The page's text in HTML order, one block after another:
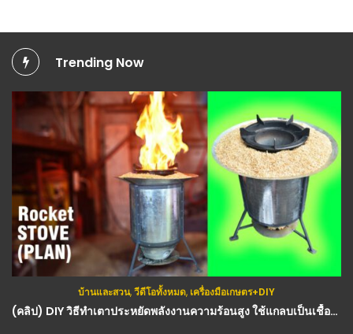
Trending Now
บ้านและสวน,วีดีโอทั้งหมด, เครื่องมือเกษตร+DIY
(คลิป) DIY วิธีทำเตาประหยัดพลังงานความร้อนสูง ใช้แกลบเป็นเชื้อเพลิง ไฟแรง ร้อนเร็ว : วีดีโอ เกษตร